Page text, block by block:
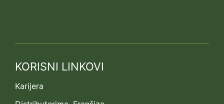
KORISNI LINKOVI
Karijera